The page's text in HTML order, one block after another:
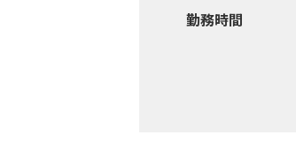
勤務時間